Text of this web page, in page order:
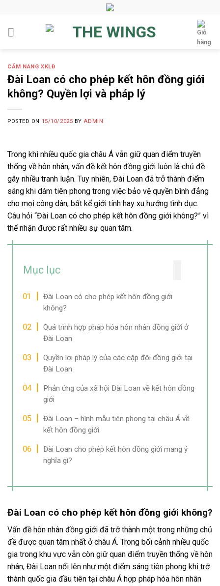
content
CẨM NANG XKLĐ
Đài Loan có cho phép kết hôn đồng giới
không? Quyền lợi và pháp lý
POSTED ON 15/10/2025 BY ADMIN
Trong khi nhiều quốc gia châu Á vẫn giữ quan điểm truyền
thống về hôn nhân, vấn đề kết hôn đồng giới luôn là chủ đề
gây nhiều tranh luận. Tuy nhiên, Đài Loan đã trở thành điểm
sáng khi dám tiên phong trong việc bảo vệ quyền bình đẳng
cho mọi công dân, bất kể giới tính hay xu hướng tình dục.
Câu hỏi “Đài Loan có cho phép kết hôn đồng giới không?” vì
thế nhận được rất nhiều sự quan tâm.
Mục lục
Đài Loan có cho phép kết hôn đồng giới
không?
Quá trình hợp pháp hóa hôn nhân đồng giới ở
Đài Loan
Quyền lợi pháp lý của các cặp đôi đồng giới tại
Đài Loan
Phản ứng của xã hội Đài Loan về kết hôn đồng
giới
Đài Loan – hình mẫu tiên phong tại châu Á về
kết hôn đồng giới
Đài Loan cho phép kết hôn đồng giới mang ý
nghĩa gì?
Đài Loan có cho phép kết hôn đồng giới không?
Vấn đề hôn nhân đồng giới đã trở thành một trong những chủ
đề được quan tâm nhất ở châu Á. Trong bối cảnh nhiều quốc
gia trong khu vực vẫn còn giữ quan điểm truyền thống về hôn
nhân, Đài Loan nổi lên như một điểm sáng tiên phong khi trở
thành quốc gia đầu tiên tại châu Á hợp pháp hóa hôn nhân